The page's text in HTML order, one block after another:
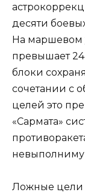
десяти
На маршевом
превышает
блоки
сочетании с
целей это
«Сармата»
Ложные цели